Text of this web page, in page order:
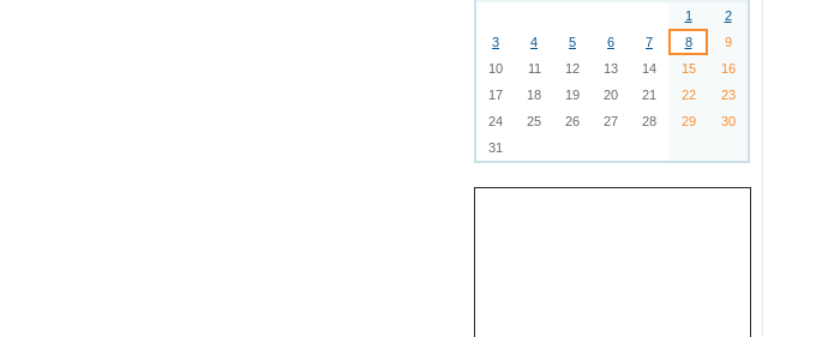
1
2
3
4 5 6 7 8
9
10
11 12 13 14 15
16
17
18 19 20 21 22
23
24
25 26 27 28 29
30
31